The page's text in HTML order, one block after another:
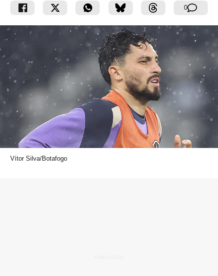
0
Vítor Silva/Botafogo